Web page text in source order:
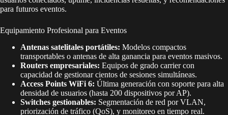
para futuros eventos.
Equipamiento Profesional para Eventos
Antenas satelitales portátiles: Modelos compactos
transportables o antenas de alta ganancia para eventos masivos.
Routers empresariales: Equipos de grado carrier con
capacidad de gestionar cientos de sesiones simultáneas.
Access Points WiFi 6: Última generación con soporte para alta
densidad de usuarios (hasta 200 dispositivos por AP).
Switches gestionables: Segmentación de red por VLAN,
priorización de tráfico (QoS), y monitoreo en tiempo real.